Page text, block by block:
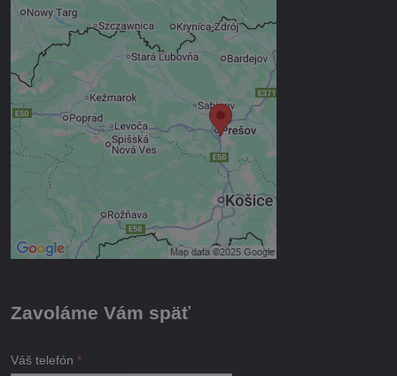
Externý obsah je blokovaný
Voľbami súkromia
Prajete si načítať externý obsah?
Povoliť tentokrát
Povoliť a zapamätať - súhlas s
druhom cookie: Funkčné
Otvoriť obsah v novom okne
Zavoláme Vám späť
Váš telefón *